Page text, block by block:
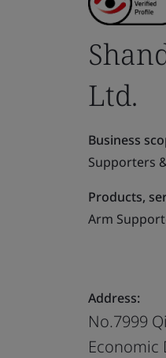
Ltd.
Business
Supporters
Products,
Arm
Address:
No.7999
Economic